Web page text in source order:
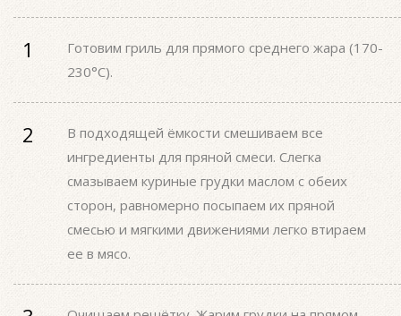
Готовим гриль для прямого среднего жара (170-
230°С).
В подходящей ёмкости смешиваем все
ингредиенты для пряной смеси. Слегка
смазываем куриные грудки маслом с обеих
сторон, равномерно посыпаем их пряной
смесью и мягкими движениями легко втираем
ее в мясо.